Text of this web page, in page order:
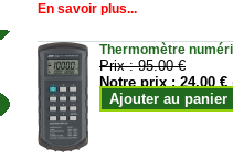
En savoir plus...
Thermomètre
Prix :95.00 €
Notre prix :24.00 €
Ajouter au panier